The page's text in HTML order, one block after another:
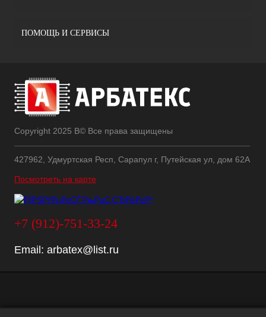
ПОМОЩЬ И СЕРВИСЫ
Copyright 2025 В© Все права защищены
427962, Удмуртская Респ, Сарапул г, Путейская ул, дом 62А
Посмотреть на карте
+7 (912)-751-33-24
Email: arbatex@list.ru